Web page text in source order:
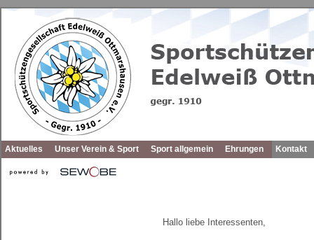
Aktuelles Unser Verein & Sport Sport allgemein Ehrungen Kontakt
Hallo liebe Interessenten,